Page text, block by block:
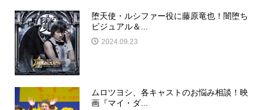
堕天使・ルシファー役に藤原竜也！闇堕ち
ビジュアル＆...
2024.09.23
ムロツヨシ、各キャストのお悩み相談！映
画『マイ・ダ...